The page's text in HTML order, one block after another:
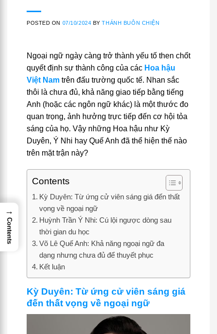
POSTED ON 07/10/2024 BYTHÁNH BUÔN CHIỆN
Ngoại ngữ ngày càng trở thành yếu tố then chốt
quyết định sự thành công của các Hoa hậu
Việt Nam trên đấu trường quốc tế. Nhan sắc
thôi là chưa đủ, khả năng giao tiếp bằng tiếng
Anh (hoặc các ngôn ngữ khác) là một thước đo
quan trọng, ảnh hưởng trực tiếp đến cơ hội tỏa
sáng của họ. Vậy những Hoa hậu như Kỳ
Duyên, Ý Nhi hay Quế Anh đã thể hiện thế nào
trên mặt trận này?
Contents
Kỳ Duyên: Từ ứng cử viên sáng giá đến thất
vọng về ngoại ngữ
Huỳnh Trần Ý Nhi: Cú lội ngược dòng sau
thời gian du học
Võ Lê Quế Anh: Khả năng ngoại ngữ đa
dạng nhưng chưa đủ để thuyết phục
Kết luận
Kỳ Duyên: Từ ứng cử viên sáng giá
đến thất vọng về ngoại ngữ
→
Contents